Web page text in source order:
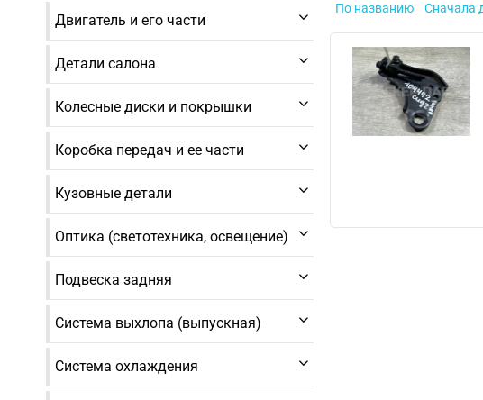
Двигатель и его части
Детали салона
Колесные диски и покрышки
Коробка передач и ее части
Кузовные детали
Оптика (светотехника, освещение)
Подвеска задняя
Система выхлопа (выпускная)
Система охлаждения
По названию Сначала